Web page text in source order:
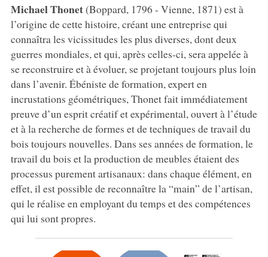
Michael Thonet(Boppard, 1796 - Vienne, 1871) est à
l’origine de cette histoire, créant une entreprise qui
connaîtra les vicissitudes les plus diverses, dont deux
guerres mondiales, et qui, après celles-ci, sera appelée à
se reconstruire et à évoluer, se projetant toujours plus loin
dans l’avenir. Ébéniste de formation, expert en
incrustations géométriques, Thonet fait immédiatement
preuve d’un esprit créatif et expérimental, ouvert à l’étude
et à la recherche de formes et de techniques de travail du
bois toujours nouvelles. Dans ses années de formation, le
travail du bois et la production de meubles étaient des
processus purement artisanaux: dans chaque élément, en
effet, il est possible de reconnaître la “main” de l’artisan,
qui le réalise en employant du temps et des compétences
qui lui sont propres.